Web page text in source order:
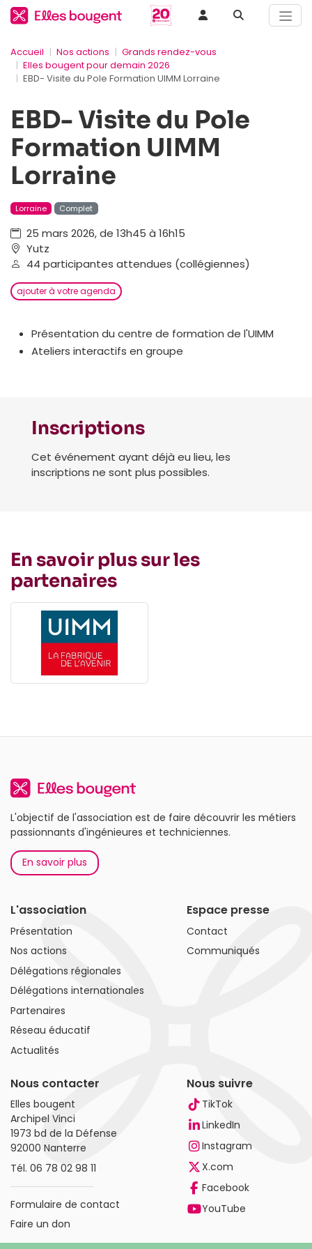
Accueil Nos actions
Grands rendez-vous
Elles bougent pour demain 2026
EBD- Visite du Pole Formation UIMM Lorraine
EBD- Visite du Pole
Formation UIMM
Lorraine
Lorraine Complet
25 mars 2026, de 13h45 à 16h15
Yutz
44 participantes attendues (collégiennes)
ajouter à votre agenda
Présentation du centre de formation de l'UIMM
Ateliers interactifs en groupe
Inscriptions
Cet événement ayant déjà eu lieu, les
inscriptions ne sont plus possibles.
En savoir plus sur les
partenaires
L'objectif de l'association est de faire découvrir les métiers
passionnants d'ingénieures et techniciennes.
En savoir plus
L'association
Présentation
Nos actions
Délégations régionales
Délégations internationales
Partenaires
Réseau éducatif
Actualités
Espace presse
Contact
Communiqués
Nous contacter
Elles bougent
Archipel Vinci
1973 bd de la Défense
92000 Nanterre
Tél. 06 78 02 98 11
Formulaire de contact
Faire un don
Nous suivre
TikTok
LinkedIn
Instagram
X.com
Facebook
YouTube